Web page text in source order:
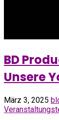
BD
Unsere
März 3, 2025